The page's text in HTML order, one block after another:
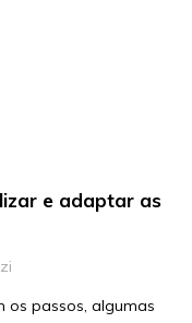
e adaptar as
os passos, algumas